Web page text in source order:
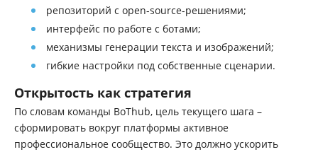
репозиторий с open-source-решениями;
интерфейс по работе с ботами;
механизмы генерации текста и изображений;
гибкие настройки под собственные сценарии.
Открытость как стратегия
По словам команды BoThub, цель текущего шага –
сформировать вокруг платформы активное
профессиональное сообщество. Это должно ускорить